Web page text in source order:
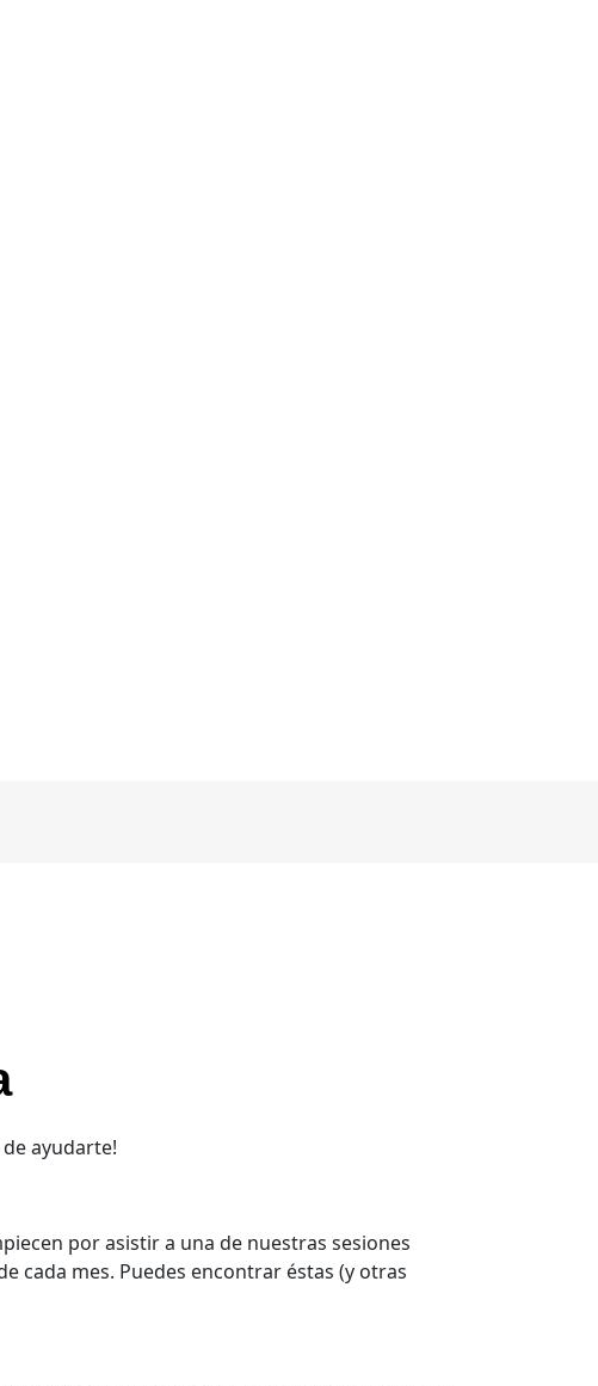
ayudarte!
por asistir a una de nuestras sesiones
cada mes. Puedes encontrar éstas (y otras